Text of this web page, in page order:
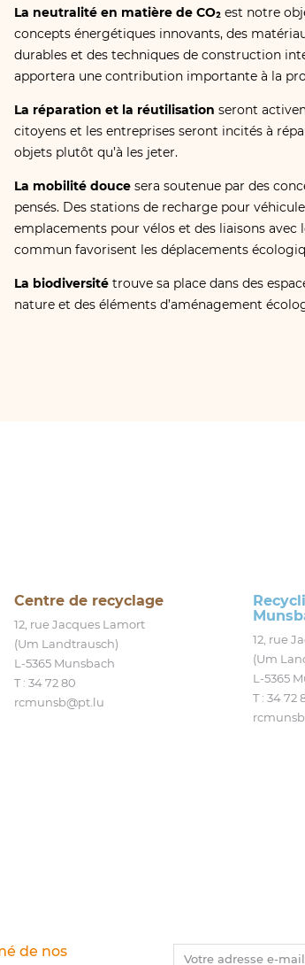
La neutralité en matière de CO₂ est notre
concepts énergétiques innovants, des
durables et des techniques de construction
apportera une contribution importante à la
La réparation et la réutilisation seront
citoyens et les entreprises seront incités à
objets plutôt qu’à les jeter.
La mobilité douce sera soutenue par des
pensés. Des stations de recharge pour
emplacements pour vélos et des liaisons avec
commun favorisent les déplacements
La biodiversité trouve sa place dans des
nature et des éléments d’aménagement
Centre de recyclage
12, rue Jacques Lamort
(Um Landtrausch)
L‑5365 Munsbach
T : 34 72 80
rcmunsb@​pt.​lu
12, rue
(Um
L‑5365
T : 34 72
de nos
Votre adresse e-mail